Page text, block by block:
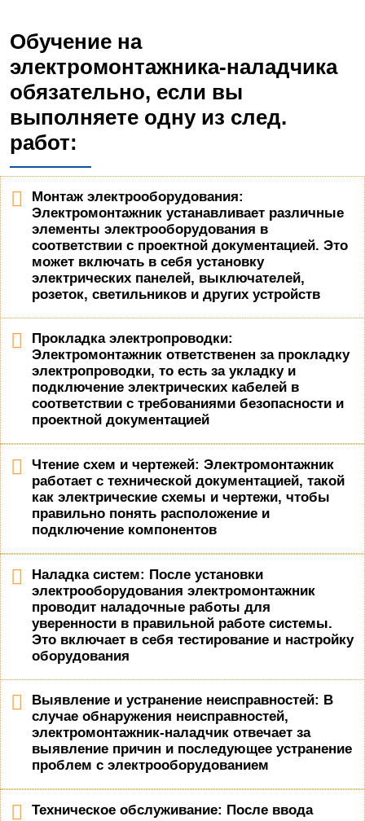
Обучение на
электромонтажника-наладчика
обязательно, если вы
выполняете одну из след.
работ:
Монтаж электрооборудования:
Электромонтажник устанавливает различные
элементы электрооборудования в
соответствии с проектной документацией. Это
может включать в себя установку
электрических панелей, выключателей,
розеток, светильников и других устройств
Прокладка электропроводки:
Электромонтажник ответственен за прокладку
электропроводки, то есть за укладку и
подключение электрических кабелей в
соответствии с требованиями безопасности и
проектной документацией
Чтение схем и чертежей: Электромонтажник
работает с технической документацией, такой
как электрические схемы и чертежи, чтобы
правильно понять расположение и
подключение компонентов
Наладка систем: После установки
электрооборудования электромонтажник
проводит наладочные работы для
уверенности в правильной работе системы.
Это включает в себя тестирование и настройку
оборудования
Выявление и устранение неисправностей: В
случае обнаружения неисправностей,
электромонтажник-наладчик отвечает за
выявление причин и последующее устранение
проблем с электрооборудованием
Техническое обслуживание: После ввода